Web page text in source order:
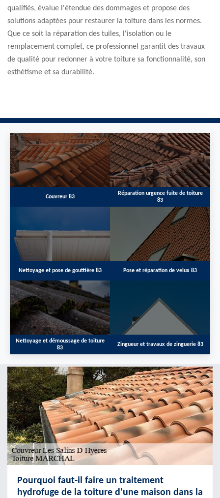
qualifiés, évalue l'étendue des dommages et propose des
solutions adaptées pour restaurer la toiture dans les normes.
Que ce soit la réparation des tuiles, l'isolation ou le
remplacement complet, ce professionnel garantit des travaux
de qualité pour redonner à votre toiture sa fonctionnalité, son
esthétisme et sa durabilité.
Couvreur 83
Réparation urgence fuite de toiture
83
Nettoyage et pose de gouttière 83 Pose et réparation de velux 83
Nettoyage et démoussage de toiture
83
Zingueur et travaux de zinguerie 83
Pourquoi faut-il faire un traitement
hydrofuge de la toiture d'une maison dans la